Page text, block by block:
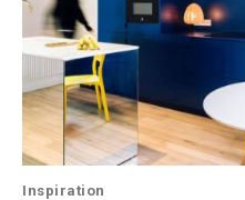
Inspiration